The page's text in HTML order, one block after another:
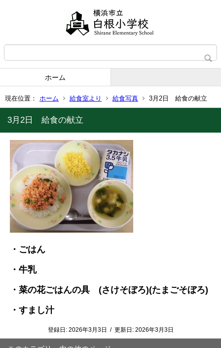
ホーム
現在位置： ホーム 給食室より 給食写真 3月2日 給食の献立
3月2日 給食の献立
・ごはん
・牛乳
・菜の花ごはんの具 (さけそぼろ)(たまごそぼろ)
・すまし汁
登録日: 2026年3月3日 / 更新日: 2026年3月3日